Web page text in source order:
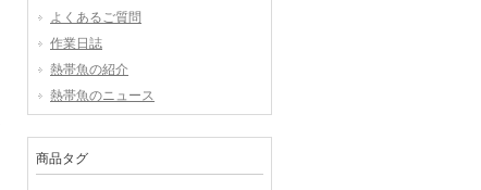
よくあるご質問
作業日誌
熱帯魚の紹介
熱帯魚のニュース
商品タグ